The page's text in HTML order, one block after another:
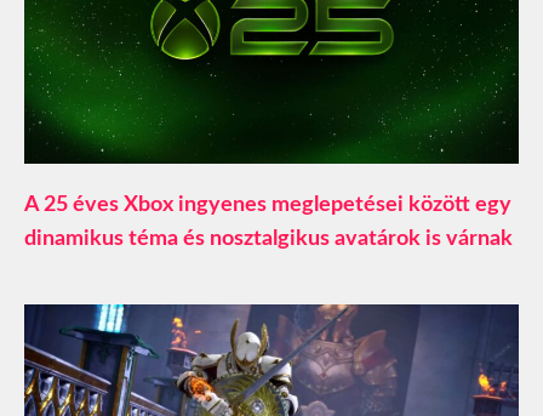
A 25 éves Xbox ingyenes meglepetései között egy
dinamikus téma és nosztalgikus avatárok is várnak